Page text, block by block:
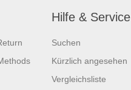
Hilfe & Service
Suchen
Kürzlich angesehen
Vergleichsliste